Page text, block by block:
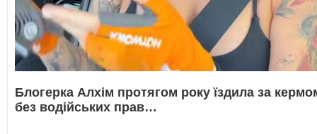
Блогерка Алхім протягом року їздила за
без водійських прав…